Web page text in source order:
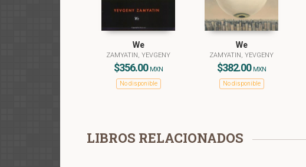
We
ZAMYATIN, YEVGENY
$356.00 MXN
No disponible
We
ZAMYATIN, YEVGENY
$382.00 MXN
No disponible
LIBROS RELACIONADOS